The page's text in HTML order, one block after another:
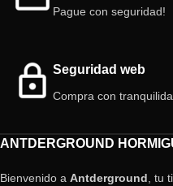
Pague con seguridad!
Seguridad web
Compra con
ANTDERGROUND
Bienvenido a Antderground, tu